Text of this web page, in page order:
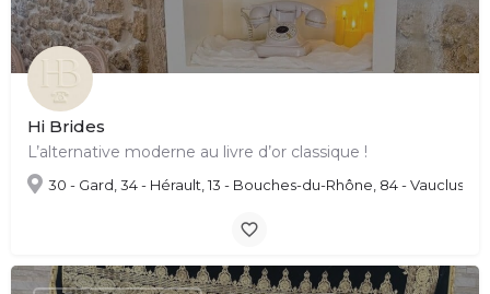
Hi Brides
L’alternative moderne au livre d’or classique !
30 - Gard, 34 - Hérault, 13 - Bouches-du-Rhône, 84 - Vaucluse,